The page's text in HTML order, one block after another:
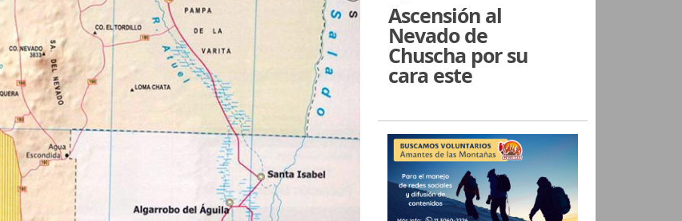
Ascensión al
Nevado de
Chuscha por su
cara este